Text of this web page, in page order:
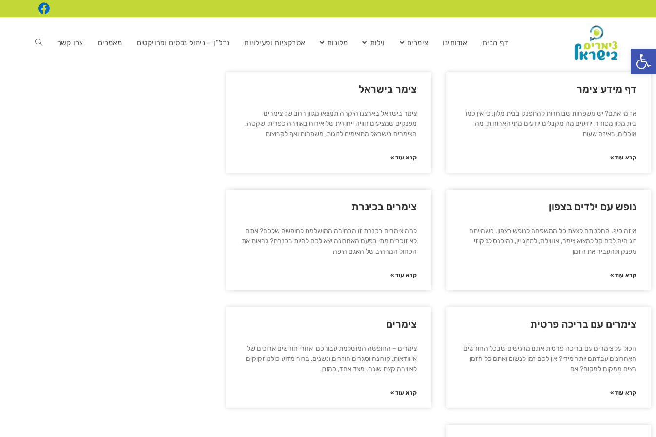
פתח סרגל נגישות
דף הבית אודותינו צימרים וילות מלונות אטרקציות ופעילויות נדל”ן – ניהול נכסים ופרויקטים מאמרים צרו קשר
דף מידע צימר
אז מי אתם? יש משפחות שבוחרות להתפנק בבית מלון. כי אין כמו
בית מלון מסודר, יודעים מה מקבלים יודעים מתי הארוחות, מה
אוכלים, באיזה שעות
קרא עוד »
צימר בישראל
צימר בישראל בארצנו היקרה תמצאו מגוון רחב של צימרים
מפנקים שמציעים חוויה ייחודית של אירוח באווירה כפרית ושקטה.
הצימרים בישראל מתאימים לזוגות, משפחות ואף לקבוצות
קרא עוד »
נופש עם ילדים בצפון
איזה כיף. החלטתם לצאת כל המשפחה לנופש בצפון. כשהייתם
זוג היה לכם קל למצוא צימר, או ווילה, למזוג יין, להיכנס לג'קוזי
מפנק ולהעביר את הזמן
קרא עוד »
צימרים בכינרת
למה צימרים בכנרת זו הבחירה המושלמת לחופשה שלכם? אתם
לא זוכרים מתי בפעם האחרונה יצא לכם להיות בכנרת? לראות את
הכחול המרהיב של האגם היפה
קרא עוד »
צימרים עם בריכה פרטית
הכול על צימרים עם בריכה פרטית אתם מרגישים שבכל החודשים
האחרונים עבדתם יותר מידי? אין לכם זמן לנשום ואתם כל הזמן
רצים ממקום למקום? אם
קרא עוד »
צימרים
צימרים – החופשה המושלמת עבורכם אחרי חודשים ארוכים של
אי וודאות, קורונה וסגרים חוזרים ונשנים, ברור מדוע כולנו זקוקים
לאווירה קצת שונה. מצד אחד, כמובן
קרא עוד »